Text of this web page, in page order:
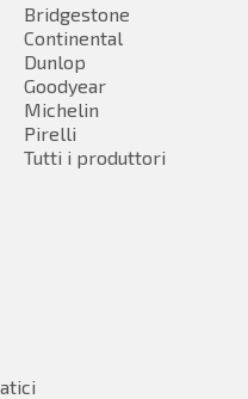
Bridgestone
Continental
Dunlop
Goodyear
Michelin
Pirelli
Tutti i produttori